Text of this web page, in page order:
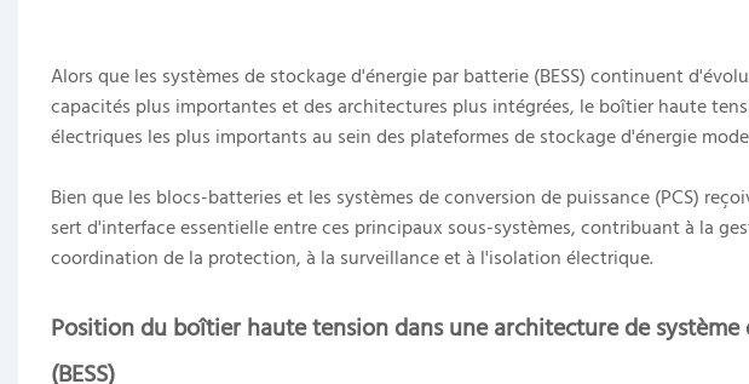
Alors que les systèmes de stockage d'énergie par batterie (BESS) continuent
capacités plus importantes et des architectures plus intégrées, le boîtier haute
électriques les plus importants au sein des plateformes de stockage d'énergie
Bien que les blocs-batteries et les systèmes de conversion de puissance (PCS)
sert d'interface essentielle entre ces principaux sous-systèmes, contribuant à la
coordination de la protection, à la surveillance et à l'isolation électrique.
Position du boîtier haute tension dans une architecture de
(BESS)